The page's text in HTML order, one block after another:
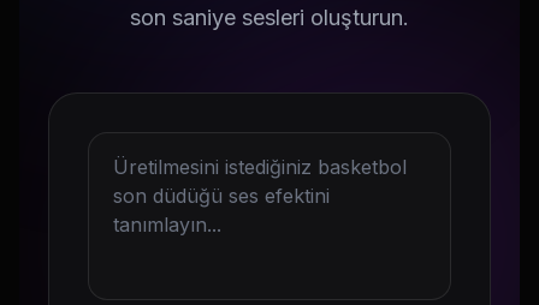
son saniye sesleri oluşturun.